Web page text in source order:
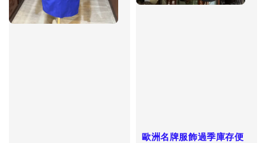
歐洲名牌服飾過季庫存便